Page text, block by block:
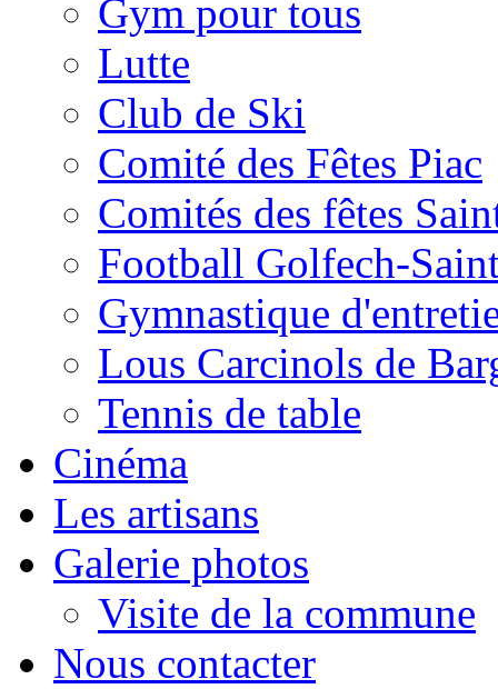
Gym pour tous
Lutte
Club de Ski
Comité des Fêtes Piac
Comités des fêtes
Football Golfech-
Gymnastique
Lous Carcinols de
Tennis de table
Cinéma
Les artisans
Galerie photos
Visite de la commune
Nous contacter